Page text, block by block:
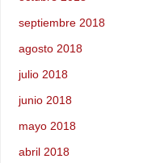
septiembre 2018
agosto 2018
julio 2018
junio 2018
mayo 2018
abril 2018